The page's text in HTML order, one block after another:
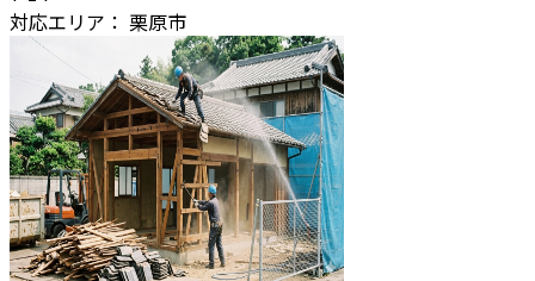
対応エリア： 栗原市